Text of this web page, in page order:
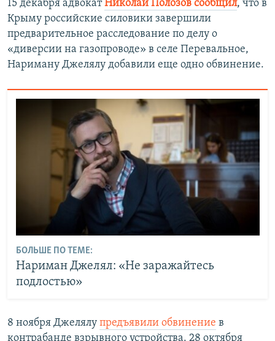
15 декабря адвокатНиколай Полозов сообщил, что в
Крыму российские силовики завершили
предварительное расследование по делу о
«диверсии на газопроводе» в селе Перевальное,
Нариману Джелялу добавили еще одно обвинение.
БОЛЬШЕ ПО ТЕМЕ:
Нариман Джелял: «Не заражайтесь
подлостью»
8 ноября Джелялу предъявили обвинение в
контрабанде взрывного устройства. 28 октября